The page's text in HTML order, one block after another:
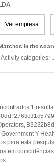
LDA
Ver empresa
Matches in the
Activity categories:
1
Government Y
para esta
em